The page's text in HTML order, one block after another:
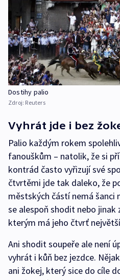
Dostihy palio
Zdroj: Reuters
Vyhrát jde i bez
Palio každým rokem
fanouškům – natolik, že si
kontrád často vyřizují své
čtvrtěmi jde tak daleko, že
městských částí nemá šanci
se alespoň shodit nebo jinak
kterým má jeho čtvrť
Ani shodit soupeře ale není
vyhrát i kůň bez jezdce.
ani žokej, který sice do cíle